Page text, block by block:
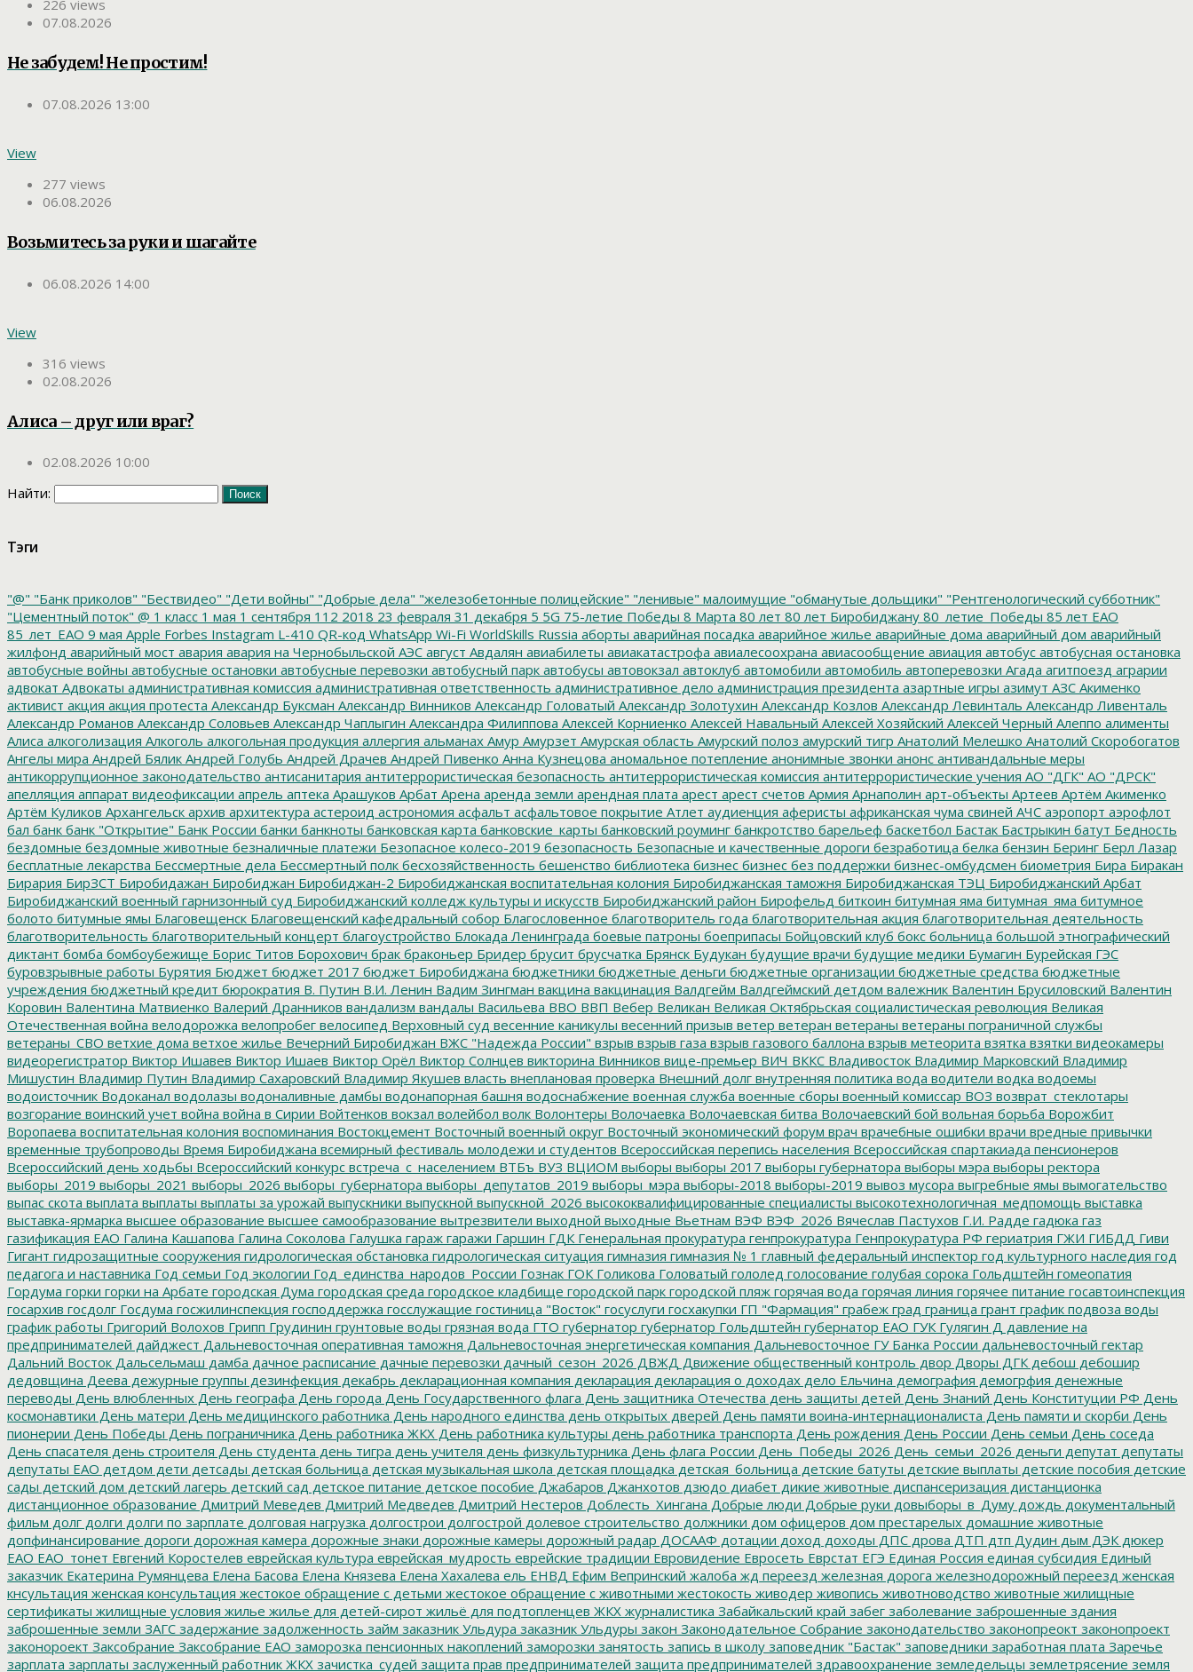
226 views
07.08.2026
Не забудем! Не простим!
07.08.2026 13:00
View
277 views
06.08.2026
Возьмитесь за руки и шагайте
06.08.2026 14:00
View
316 views
02.08.2026
Алиса – друг или враг?
02.08.2026 10:00
Найти:
Тэги
"@" "Банк приколов" "Бествидео" "Дети войны" "Добрые дела" "железобетонные полицейские" "ленивые" малоимущие "обманутые дольщики" "Рентгенологический субботник"
"Цементный поток" @ 1 класс 1 мая 1 сентября 112 2018 23 февраля 31 декабря 5 5G 75-летие Победы 8 Марта 80 лет 80 лет Биробиджану 80_летие_Победы 85 лет ЕАО
85_лет_ЕАО 9 мая Apple Forbes Instagram L-410 QR-код WhatsApp Wi-Fi WorldSkills Russia аборты аварийная посадка аварийное жилье аварийные дома аварийный дом аварийный
жилфонд аварийный мост авария авария на Чернобыльской АЭС август Авдалян авиабилеты авиакатастрофа авиалесоохрана авиасообщение авиация автобус автобусная остановка
автобусные войны автобусные остановки автобусные перевозки автобусный парк автобусы автовокзал автоклуб автомобили автомобиль автоперевозки Агада агитпоезд аграрии
адвокат Адвокаты административная комиссия административная ответственность административное дело администрация президента азартные игры азимут АЗС Акименко
активист акция акция протеста Александр Буксман Александр Винников Александр Головатый Александр Золотухин Александр Козлов Александр Левинталь Александр Ливенталь
Александр Романов Александр Соловьев Александр Чаплыгин Александра Филиппова Алексей Корниенко Алексей Навальный Алексей Хозяйский Алексей Черный Алеппо алименты
Алиса алкоголизация Алкоголь алкогольная продукция аллергия альманах Амур Амурзет Амурская область Амурский полоз амурский тигр Анатолий Мелешко Анатолий Скоробогатов
Ангелы мира Андрей Бялик Андрей Голубь Андрей Драчев Андрей Пивенко Анна Кузнецова аномальное потепление анонимные звонки анонс антивандальные меры
антикоррупционное законодательство антисанитария антитеррористическая безопасность антитеррористическая комиссия антитеррористические учения АО "ДГК" АО "ДРСК"
апелляция аппарат видеофиксации апрель аптека Арашуков Арбат Арена аренда земли арендная плата арест арест счетов Армия Арнаполин арт-объекты Артеев Артём Акименко
Артём Куликов Архангельск архив архитектура астероид астрономия асфальт асфальтовое покрытие Атлет аудиенция аферисты африканская чума свиней АЧС аэропорт аэрофлот
бал банк банк "Открытие" Банк России банки банкноты банковская карта банковские_карты банковский роуминг банкротство барельеф баскетбол Бастак Бастрыкин батут Бедность
бездомные бездомные животные безналичные платежи Безопасное колесо-2019 безопасность Безопасные и качественные дороги безработица белка бензин Беринг Берл Лазар
бесплатные лекарства Бессмертные дела Бессмертный полк бесхозяйственность бешенство библиотека бизнес бизнес без поддержки бизнес-омбудсмен биометрия Бира Биракан
Бирария БирЗСТ Биробидажан Биробиджан Биробиджан-2 Биробиджанская воспитательная колония Биробиджанская таможня Биробиджанская ТЭЦ Биробиджанский Арбат
Биробиджанский военный гарнизонный суд Биробиджанский колледж культуры и искусств Биробиджанский район Бирофельд биткоин битумная яма битумная_яма битумное
болото битумные ямы Благовещенск Благовещенский кафедральный собор Благословенное благотворитель года благотворительная акция благотворительная деятельность
благотворительность благотворительный концерт благоустройство Блокада Ленинграда боевые патроны боеприпасы Бойцовский клуб бокс больница большой этнографический
диктант бомба бомбоубежище Борис Титов Борохович брак браконьер Бридер брусит брусчатка Брянск Будукан будущие врачи будущие медики Бумагин Бурейская ГЭС
буровзрывные работы Бурятия Бюджет бюджет 2017 бюджет Биробиджана бюджетники бюджетные деньги бюджетные организации бюджетные средства бюджетные
учреждения бюджетный кредит бюрократия В. Путин В.И. Ленин Вадим Зингман вакцина вакцинация Валдгейм Валдгеймский детдом валежник Валентин Брусиловский Валентин
Коровин Валентина Матвиенко Валерий Дранников вандализм вандалы Васильева ВВО ВВП Вебер Великан Великая Октябрьская социалистическая революция Великая
Отечественная война велодорожка велопробег велосипед Верховный суд весенние каникулы весенний призыв ветер ветеран ветераны ветераны пограничной службы
ветераны_СВО ветхие дома ветхое жилье Вечерний Биробиджан ВЖС "Надежда России" взрыв взрыв газа взрыв газового баллона взрыв метеорита взятка взятки видеокамеры
видеорегистратор Виктор Ишавев Виктор Ишаев Виктор Орёл Виктор Солнцев викторина Винников вице-премьер ВИЧ ВККС Владивосток Владимир Марковский Владимир
Мишустин Владимир Путин Владимир Сахаровский Владимир Якушев власть внеплановая проверка Внешний долг внутренняя политика вода водители водка водоемы
водоисточник Водоканал водолазы водоналивные дамбы водонапорная башня водоснабжение военная служба военные сборы военный комиссар ВОЗ возврат_стеклотары
возгорание воинский учет война война в Сирии Войтенков вокзал волейбол волк Волонтеры Волочаевка Волочаевская битва Волочаевский бой вольная борьба Ворожбит
Воропаева воспитательная колония воспоминания Востокцемент Восточный военный округ Восточный экономический форум врач врачебные ошибки врачи вредные привычки
временные трубопроводы Время Биробиджана всемирный фестиваль молодежи и студентов Всероссийская перепись населения Всероссийская спартакиада пенсионеров
Всероссийский день ходьбы Всероссийский конкурс встреча_с_населением ВТБъ ВУЗ ВЦИОМ выборы выборы 2017 выборы губернатора выборы мэра выборы ректора
выборы_2019 выборы_2021 выборы_2026 выборы_губернатора выборы_депутатов_2019 выборы_мэра выборы-2018 выборы-2019 вывоз мусора выгребные ямы вымогательство
выпас скота выплата выплаты выплаты за урожай выпускники выпускной выпускной_2026 высококвалифицированные специалисты высокотехнологичная_медпомощь выставка
выставка-ярмарка высшее образование высшее самообразование вытрезвители выходной выходные Вьетнам ВЭФ ВЭФ_2026 Вячеслав Пастухов Г.И. Радде гадюка газ
газификация ЕАО Галина Кашапова Галина Соколова Галушка гараж гаражи Гаршин ГДК Генеральная прокуратура генпрокуратура Генпрокуратура РФ гериатрия ГЖИ ГИБДД Гиви
Гигант гидрозащитные сооружения гидрологическая обстановка гидрологическая ситуация гимназия гимназия № 1 главный федеральный инспектор год культурного наследия год
педагога и наставника Год семьи Год экологии Год_единства_народов_России Гознак ГОК Голикова Головатый гололед голосование голубая сорока Гольдштейн гомеопатия
Гордума горки горки на Арбате городская Дума городская среда городское кладбище городской парк городской пляж горячая вода горячая линия горячее питание госавтоинспекция
госархив госдолг Госдума госжилинспекция господдержка госслужащие гостиница "Восток" госуслуги госхакупки ГП "Фармация" грабеж град граница грант график подвоза воды
график работы Григорий Волохов Грипп Грудинин грунтовые воды грязная вода ГТО губернатор губернатор Гольдштейн губернатор ЕАО ГУК Гулягин Д давление на
предпринимателей дайджест Дальневосточная оперативная таможня Дальневосточная энергетическая компания Дальневосточное ГУ Банка России дальневосточный гектар
Дальний Восток Дальсельмаш дамба дачное расписание дачные перевозки дачный_сезон_2026 ДВЖД Движение общественный контроль двор Дворы ДГК дебош дебошир
дедовщина Деева дежурные группы дезинфекция декабрь декларационная компания декларация декларация о доходах дело Ельчина демография демогрфия денежные
переводы День влюбленных День географа День города День Государственного флага День защитника Отечества день защиты детей День Знаний День Конституции РФ День
космонавтики День матери День медицинского работника День народного единства день открытых дверей День памяти воина-интернационалиста День памяти и скорби День
пионерии День Победы День пограничника День работника ЖКХ День работника культуры день работника транспорта День рождения День России День семьи День соседа
День спасателя день строителя День студента день тигра день учителя день физкультурника День флага России День_Победы_2026 День_семьи_2026 деньги депутат депутаты
депутаты ЕАО детдом дети детсады детская больница детская музыкальная школа детская площадка детская_больница детские батуты детские выплаты детские пособия детские
сады детский дом детский лагерь детский сад детское питание детское пособие Джабаров Джанхотов дзюдо диабет дикие животные диспансеризация дистанционка
дистанционное образование Дмитрий Меведев Дмитрий Медведев Дмитрий Нестеров Доблесть_Хингана Добрые люди Добрые руки довыборы_в_Думу дождь документальный
фильм долг долги долги по зарплате долговая нагрузка долгострои долгострой долевое строительство должники дом офицеров дом престарелых домашние животные
допфинансирование дороги дорожная камера дорожные знаки дорожные камеры дорожный радар ДОСААФ дотации доход доходы ДПС дрова ДТП дтп Дудин дым ДЭК дюкер
ЕАО ЕАО_тонет Евгений Коростелев еврейская культура еврейская_мудрость еврейские традиции Евровидение Евросеть Еврстат ЕГЭ Единая Россия единая субсидия Единый
заказчик Екатерина Румянцева Елена Басова Елена Князева Елена Хахалева ель ЕНВД Ефим Вепринский жалоба жд переезд железная дорога железнодорожный переезд женская
кнсультация женская консультация жестокое обращение с детьми жестокое обращение с животными жестокость живодер живопись животноводство животные жилищные
сертификаты жилищные условия жилье жилье для детей-сирот жильё для подтопленцев ЖКХ журналистика Забайкальский край забег заболевание заброшенные здания
заброшенные земли ЗАГС задержание задолженность займ заказник Ульдура заказник Ульдуры закон Законодательное Собрание законодательство законопреокт законопроект
законороект Заксобрание Заксобрание ЕАО заморозка пенсионных накоплений заморозки занятость запись в школу заповедник "Бастак" заповедники заработная плата Заречье
зарплата зарплаты заслуженный работник ЖКХ зачистка_судей защита прав предпринимателей защита предпринимателей здравоохранение земледельцы землетрясение земля